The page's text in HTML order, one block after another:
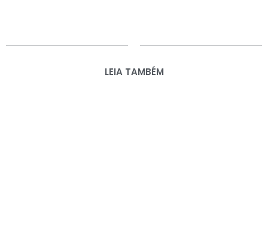
LEIA TAMBÉM